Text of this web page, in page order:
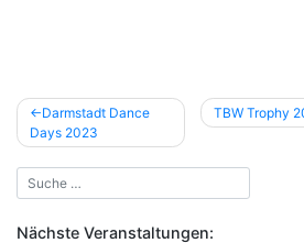
Nächste Veranstaltungen:
Beitragsnavigation
Darmstadt Dance
Days 2023
TBW Trophy